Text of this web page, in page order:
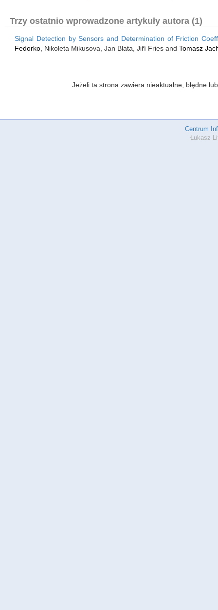
Trzy ostatnio wprowadzone artykuły autora (1)
Signal Detection by Sensors and Determination of Friction
Fedorko , Nikoleta Mikusova, Jan Blata, Jiří Fries and Tomasz
Jeżeli ta strona zawiera nieaktualne, błędne
Centrum
Łukasz